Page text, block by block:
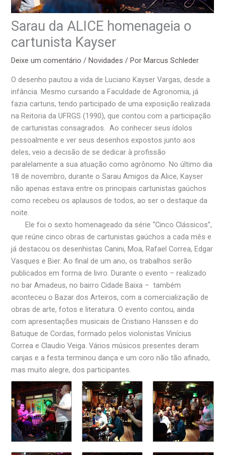
Sarau da ALICE homenageia o
cartunista Kayser
Deixe um comentário /Novidades / PorMarcus Schleder
O desenho pautou a vida de Luciano Kayser Vargas, desde a
infância. Mesmo cursando a Faculdade de Agronomia, já
fazia cartuns, tendo participado de uma exposição realizada
na Reitoria da UFRGS (1990), que contou com a participação
de cartunistas consagrados. Ao conhecer seus ídolos
pessoalmente e ver seus desenhos expostos junto aos
deles, veio a decisão de se dedicar à profissão
paralelamente a sua atuação como agrônomo. No último dia
18 de novembro, durante o Sarau Amigos da Alice, Kayser
não apenas estava entre os principais cartunistas gaúchos
como recebeu os aplausos de todos, ao ser o destaque da
noite.
Ele foi o sexto homenageado da série “Cinco Clássicos”,
que reúne cinco obras de cartunistas gaúchos a cada mês e
já destacou os desenhistas Canini, Moa, Rafael Correa, Edgar
Vasques e Bier. Ao final de um ano, os trabalhos serão
publicados em forma de livro. Durante o evento – realizado
no bar Amadeus, no bairro Cidade Baixa – também
aconteceu o Bazar dos Arteiros, com a comercialização de
obras de arte, fotos e literatura. O evento contou, ainda
com apresentações musicais de Cristiano Hanssen e do
Batuque de Cordas, formado pelos violonistas Vinícius
Correa e Claudio Veiga. Vários músicos presentes deram
canjas e a festa terminoudança e um coro não tão afinado,
mas muito alegre, dos participantes.